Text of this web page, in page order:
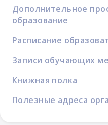
Дополнительное
образование
Расписание
Записи обучающих
Книжная полка
Полезные адреса